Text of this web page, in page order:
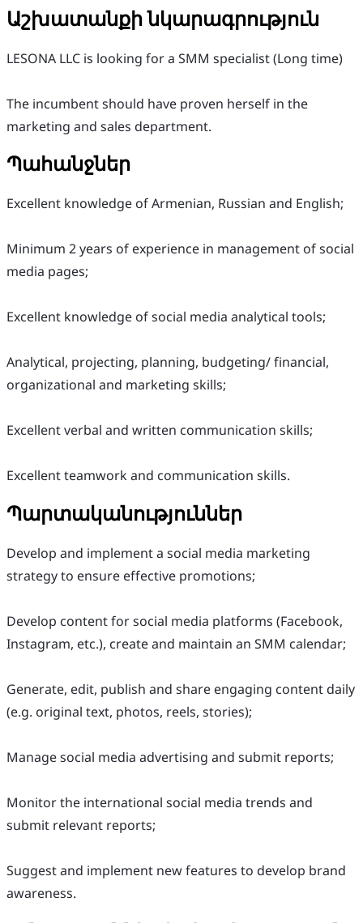
Աշխատանքի նկարագրություն
LESONA LLC is looking for a SMM specialist (Long time)
The incumbent should have proven herself in the
marketing and sales department.
Պահանջներ
Excellent knowledge of Armenian, Russian and English;
Minimum 2 years of experience in management of social
media pages;
Excellent knowledge of social media analytical tools;
Analytical, projecting, planning, budgeting/ financial,
organizational and marketing skills;
Excellent verbal and written communication skills;
Excellent teamwork and communication skills.
Պարտականություններ
Develop and implement a social media marketing
strategy to ensure effective promotions;
Develop content for social media platforms (Facebook,
Instagram, etc.), create and maintain an SMM calendar;
Generate, edit, publish and share engaging content daily
(e.g. original text, photos, reels, stories);
Manage social media advertising and submit reports;
Monitor the international social media trends and
submit relevant reports;
Suggest and implement new features to develop brand
awareness.